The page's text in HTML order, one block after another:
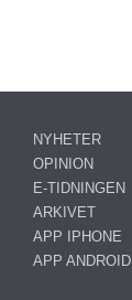
NYHETER
OPINION
E-TIDNINGEN
ARKIVET
APP IPHONE
APP ANDROID